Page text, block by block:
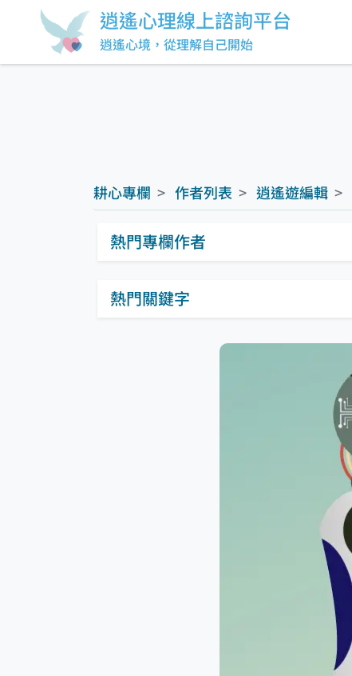
逍遙心理線上諮詢平台
逍遙心境，從理解自己開始
熱門關鍵字
熱門專欄作者
耕心專欄 作者列表 逍遙遊編輯